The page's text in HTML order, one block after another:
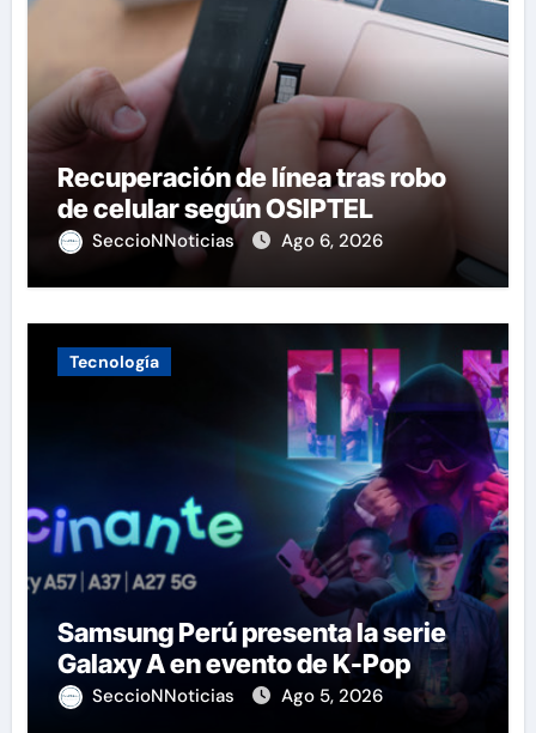
Recuperación de línea tras robo
de celular según OSIPTEL
SeccioNNoticias Ago 6, 2026
Tecnología
Samsung Perú presenta la serie
Galaxy A en evento de K-Pop
SeccioNNoticias Ago 5, 2026